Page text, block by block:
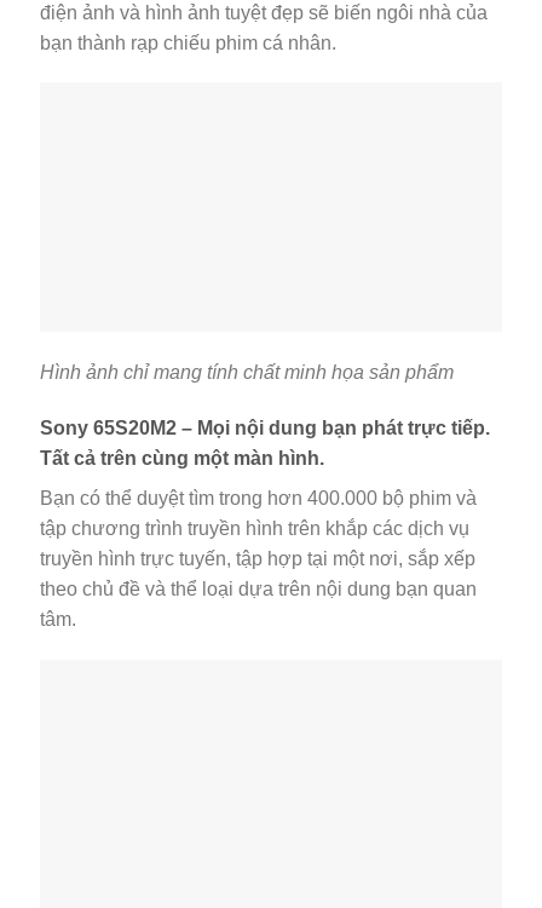
điện ảnh và hình ảnh tuyệt đẹp sẽ biến ngôi nhà của
bạn thành rạp chiếu phim cá nhân.
Hình ảnh chỉ mang tính chất minh họa sản phẩm
Sony 65S20M2 – Mọi nội dung bạn phát trực tiếp.
Tất cả trên cùng một màn hình.
Bạn có thể duyệt tìm trong hơn 400.000 bộ phim và
tập chương trình truyền hình trên khắp các dịch vụ
truyền hình trực tuyến, tập hợp tại một nơi, sắp xếp
theo chủ đề và thể loại dựa trên nội dung bạn quan
tâm.